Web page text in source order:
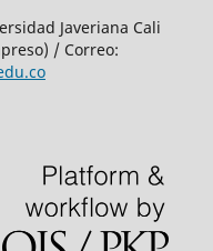
Javeriana Cali
/ Correo: